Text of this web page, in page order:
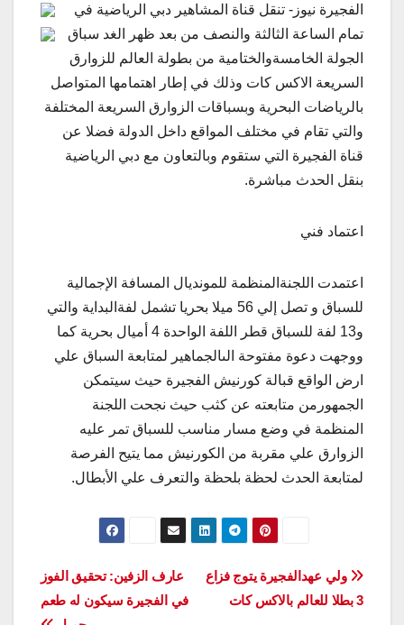
الفجيرة نيوز- تنقل قناة المشاهير دبي الرياضية في
تمام الساعة الثالثة والنصف من بعد ظهر الغد سباق
الجولة الخامسةوالختامية من بطولة العالم للزوارق
السريعة الاكس كات وذلك في إطار اهتمامها المتواصل
بالرياضات البحرية وبسباقات الزوارق السريعة المختلفة
والتي تقام في مختلف المواقع داخل الدولة فضلا عن
قناة الفجيرة التي ستقوم وبالتعاون مع دبي الرياضية
بنقل الحدث مباشرة.
اعتماد فني
اعتمدت اللجنةالمنظمة للمونديال المسافة الإجمالية
للسباق و تصل إلي 56 ميلا بحريا تشمل لفةالبداية والتي
و13 لفة للسباق قطر اللفة الواحدة 4 أميال بحرية كما
ووجهت دعوة مفتوحة الىالجماهير لمتابعة السباق علي
ارض الواقع قبالة كورنيش الفجيرة حيث سيتمكن
الجمهورمن متابعته عن كثب حيث نجحت اللجنة
المنظمة في وضع مسار مناسب للسباق تمر عليه
الزوارق علي مقربة من الكورنيش مما يتيح الفرصة
لمتابعة الحدث لحظة بلحظة والتعرف علي الأبطال.
تصفّح
عارف الزفين: تحقيق الفوز
في الفجيرة سيكون له طعم
ولي عهدالفجيرة يتوج فزاع
3 بطلا للعالم بالاكس كات